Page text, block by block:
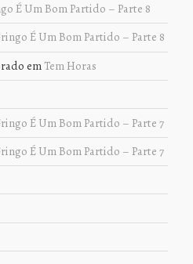
É Um Bom Partido – Parte 8
É Um Bom Partido – Parte 8
em Tem Horas
É Um Bom Partido – Parte 7
É Um Bom Partido – Parte 7